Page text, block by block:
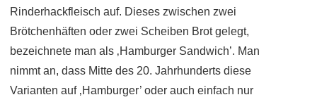
Rinderhackfleisch auf. Dieses zwischen zwei
Brötchenhäften oder zwei Scheiben Brot gelegt,
bezeichnete man als ‚Hamburger Sandwich’. Man
nimmt an, dass Mitte des 20. Jahrhunderts diese
Varianten auf ‚Hamburger’ oder auch einfach nur